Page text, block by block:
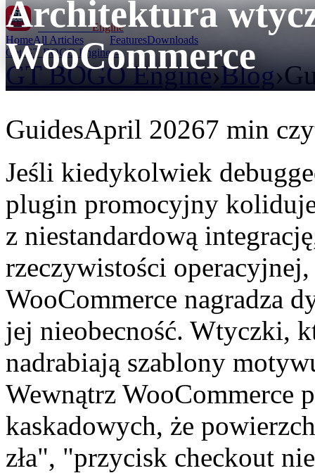
GT BOGOEngine
HomeAll Articles FeaturesDownloads
Get GT BOGO Engine →
GT BOGO Engine›Blog›
Architektura
WooCommerce
GuidesApril 20267 min
Jeśli kiedykolwiek
plugin promocyjny
z niestandardową
rzeczywistości
WooCommerce nagradza
jej nieobecność. Wtyczki,
nadrabiają szablony
Wewnątrz WooCommerce
kaskadowych, że
zła", "przycisk checkout